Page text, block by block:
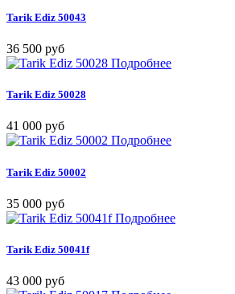
Tarik Ediz 50043
36 500 руб
Подробнее
Tarik Ediz 50028
41 000 руб
Подробнее
Tarik Ediz 50002
35 000 руб
Подробнее
Tarik Ediz 50041f
43 000 руб